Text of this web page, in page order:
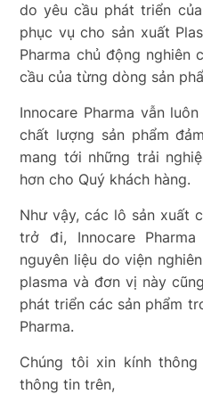
do yêu cầu phát triển
phục vụ cho sản xuất
Pharma chủ động nghiên
cầu của từng dòng sản
Innocare Pharma vẫn
chất lượng sản phẩm
mang tới những trải
hơn cho Quý khách hàng.
Như vậy, các lô sản xuất
trở đi, Innocare
nguyên liệu do viện
plasma và đơn vị này
phát triển các sản phẩm
Pharma.
Chúng tôi xin kính
thông tin trên,